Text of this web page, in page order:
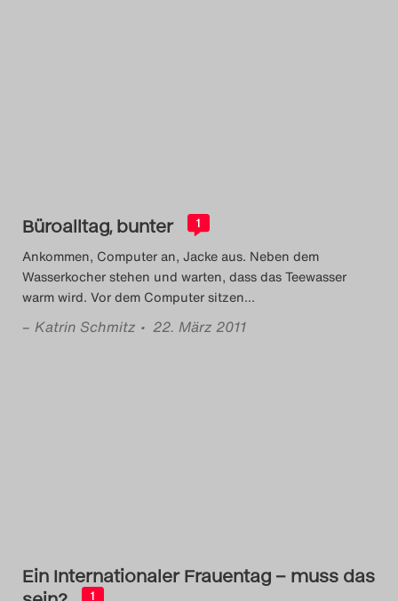
Search
Büroalltag, bunter 1
Ankommen, Computer an, Jacke aus. Neben dem
Wasserkocher stehen und warten, dass das Teewasser
warm wird. Vor dem Computer sitzen…
– Katrin Schmitz • 22. März 2011
Ein Internationaler Frauentag – muss das
1